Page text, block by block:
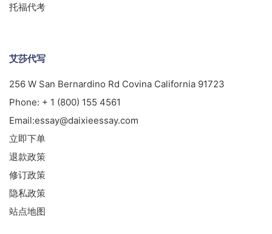
托福代考
艾莎代写
256 W San Bernardino Rd Covina California 91723
Phone: + 1 (800) 155 4561
Email:essay@daixieessay.com
立即下单
退款政策
修订政策
隐私政策
站点地图